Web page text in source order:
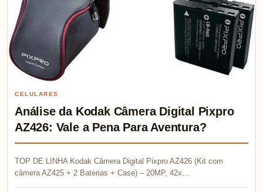
CELULARES
Análise da Kodak Câmera Digital Pixpro
AZ426: Vale a Pena Para Aventura?
TOP DE LINHA Kodak Câmera Digital Pixpro AZ426 (Kit com
câmera AZ425 + 2 Baterias + Case) – 20MP, 42x…